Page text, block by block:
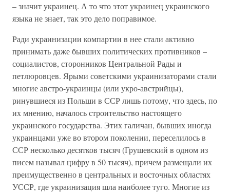
– значит украинец. А то что этот украинец украинского
языка не знает, так это дело поправимое.
Ради украинизации компартии в нее стали активно
принимать даже бывших политических противников –
социалистов, сторонников Центральной Рады и
петлюровцев. Ярыми советскими украинизаторами стали
многие австро-украинцы (или укро-австрийцы),
ринувшиеся из Польши в ССР лишь потому, что здесь, по
их мнению, началось строительство настоящего
украинского государства. Этих галичан, бывших иногда
украинцами уже во втором поколении, переселилось в
ССР несколько десятков тысяч (Грушевский в одном из
писем называл цифру в 50 тысяч), причем размещали их
преимущественно в центральных и восточных областях
УССР, где украинизация шла наиболее туго. Многие из